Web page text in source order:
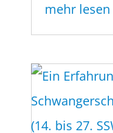
mehr lesen